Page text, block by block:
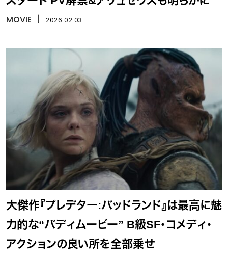
MOVIE 2026.02.03
大傑作『プレデター:バッドランド』は最高に魅
力的な“バディムービー” B級SF・コメディ・
アクションの良い所を全部乗せ